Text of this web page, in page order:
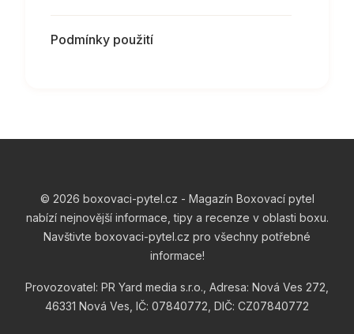
Podmínky použití
© 2026 boxovaci-pytel.cz - Magazín Boxovací pytel
nabízí nejnovější informace, tipy a recenze v oblasti boxu.
Navštivte boxovaci-pytel.cz pro všechny potřebné
informace!
Provozovatel: PR Yard media s.r.o., Adresa: Nová Ves 272,
46331 Nová Ves, IČ: 07840772, DIČ: CZ07840772